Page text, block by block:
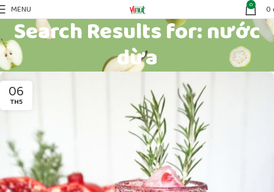
MENU 0 0
Search Results for: nước
dừa
06
TH5